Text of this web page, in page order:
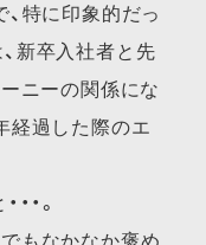
、特に印象的だっ
新卒入社者と先
ニーの関係にな
経過した際のエ
・。